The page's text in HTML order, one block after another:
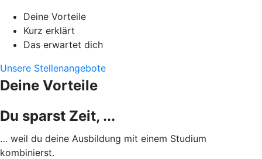
Deine Vorteile
Kurz erklärt
Das erwartet dich
Unsere Stellenangebote
Deine Vorteile
Du sparst Zeit, ...
… weil du deine Ausbildung mit einem Studium
kombinierst.